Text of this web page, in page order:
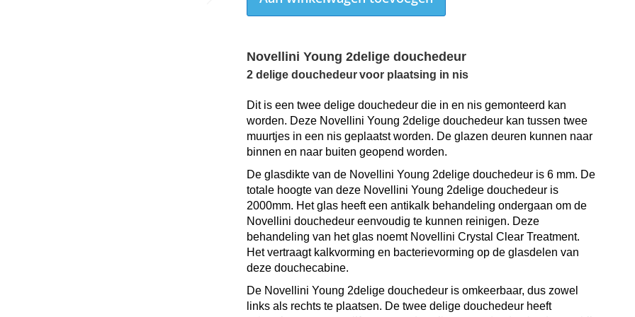
Novellini Young 2delige douchedeur
2 delige douchedeurvoor plaatsing in nis
Dit is een twee delige douchedeur die in en nis gemonteerd kan
worden. Deze Novellini Young 2delige douchedeur kan tussen twee
muurtjes in een nis geplaatst worden. De glazen deuren kunnen naar
binnen en naar buiten geopend worden.
De glasdikte van de Novellini Young 2delige douchedeur is 6 mm. De
totale hoogte van deze Novellini Young 2delige douchedeur is
2000mm. Het glas heeft een antikalk behandeling ondergaan om de
Novellini douchedeur eenvoudig te kunnen reinigen. Deze
behandeling van het glas noemt Novellini Crystal Clear Treatment.
Het vertraagt kalkvorming en bacterievorming op de glasdelen van
deze douchecabine.
De Novellini Young 2delige douchedeur is omkeerbaar, dus zowel
links als rechts te plaatsen. De twee delige douchedeur heeft